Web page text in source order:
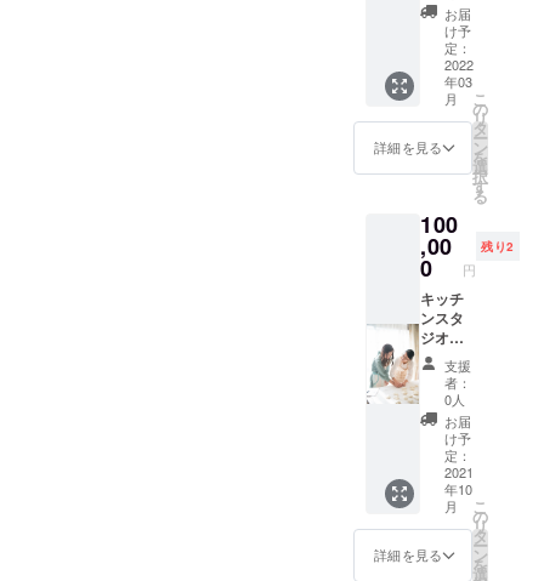
さい。
https://i
nstagra
m.com/
snowdr
op.pan/
業のお
話・子
育ての
お話・
スピリ
チュア
ルなお
話な
楽しく
お話で
きま
す。 平
日の15
時−16時
の時間
帯に限
りま
す。 土
曜・日
曜・祝
日は不
可！ 有
効期
限：令
和3年8
月〜令
和3年11
絵本一
冊もし
くは、
お金の
ことが
漫画で
学べる
書籍一
冊のい
ずれか
了証の
それぞ
れに
『支援
者』と
してお
名前を
記載さ
せてい
ただき
ます。
⭐︎絵本か
書籍か
は子供
さんに
選択し
ていた
だきま
す。 ⭐︎
お届
け予
定：
2022
年03
月
詳細を見る
こ
の
リ
タ
ー
ン
を
選
択
す
る
100
,00
0 円
残り2
キッチ
ンスタ
ジオ
えん
にて、
さと式
パンの
プライ
ベート
レッス
ンを受
講して
いただ
けま
す。 講
支援
者：
0人
お届
け予
定：
2021
年10
月
詳細を見る
こ
の
リ
タ
ー
ン
を
選